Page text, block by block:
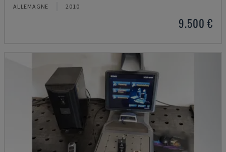
ALLEMAGNE 2010
9.500 €